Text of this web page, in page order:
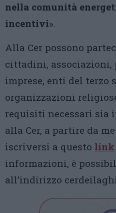
nella comunità
incentivi».
Alla Cer possono
cittadini, associazioni,
imprese, enti del terzo
organizzazioni
requisiti necessari sia
alla Cer, a partire da
iscriversi a questo link
informazioni, è
all’indirizzo